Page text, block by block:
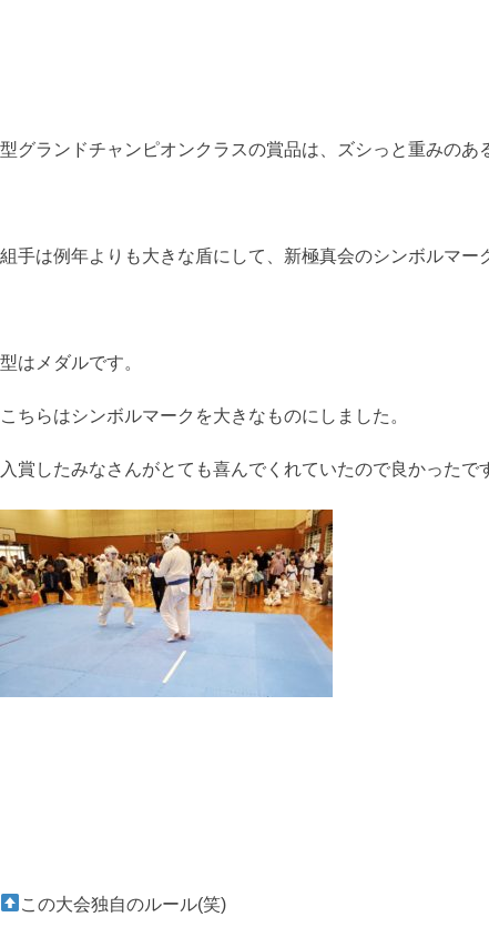
型グランドチャンピオンクラスの賞品は、ズシっと重みのあ
組手は例年よりも大きな盾にして、新極真会のシンボルマー
型はメダルです。
こちらはシンボルマークを大きなものにしました。
入賞したみなさんがとても喜んでくれていたので良かったで
この大会独自のルール(笑)